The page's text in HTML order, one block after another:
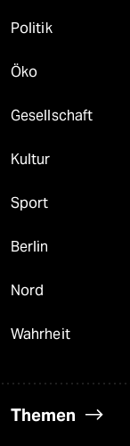
Politik
Öko
Gesellschaft
Kultur
Sport
Berlin
Nord
Wahrheit
Themen